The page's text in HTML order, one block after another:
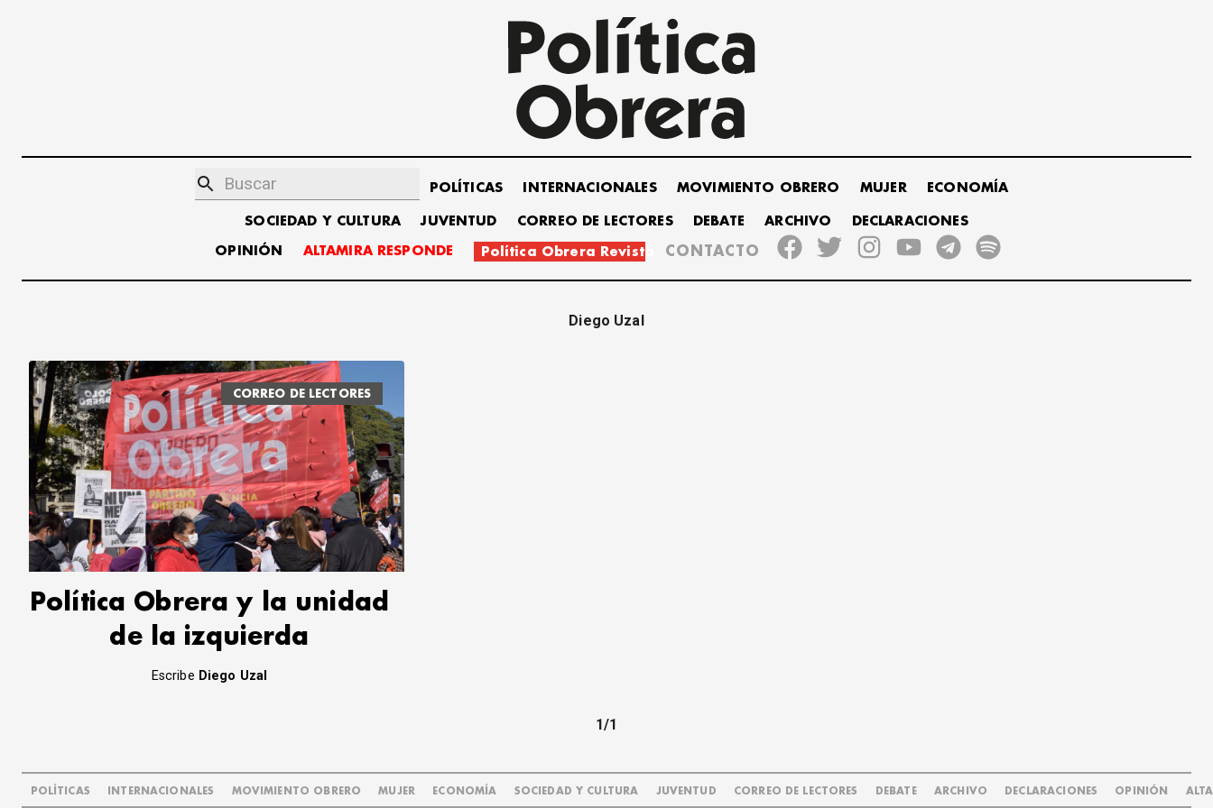
POLÍTICAS INTERNACIONALES MOVIMIENTO OBRERO MUJER ECONOMÍA
SOCIEDAD Y CULTURA JUVENTUD CORREO DE LECTORES DEBATE ARCHIVO DECLARACIONES
OPINIÓN ALTAMIRA RESPONDE Política Obrera Revista CONTACTO
Diego Uzal
CORREO DE LECTORES
Política Obrera y la unidad
de la izquierda
Escribe Diego Uzal
1/1
POLÍTICAS INTERNACIONALES MOVIMIENTO OBRERO MUJER ECONOMÍA SOCIEDAD Y CULTURA JUVENTUD CORREO DE LECTORES DEBATE ARCHIVO DECLARACIONES OPINIÓN